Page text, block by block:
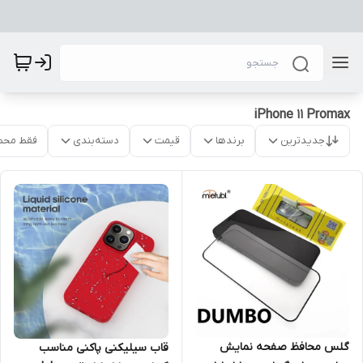
iPhone 11 Promax
جدیدترین برندها قیمت دسته‌بندی فقط
گلس محافظ صفحه نمایش
قاب سیلیکنی پاکنی مناسب